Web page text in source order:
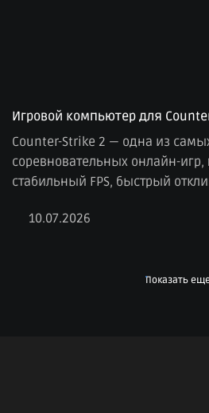
Игровой компьютер для
Counter-Strike 2 — одна из
соревновательных онлайн-
стабильный FPS, быстрый
на первом месте не только
игры, поэтому к выбору
10.07.2026
Показать